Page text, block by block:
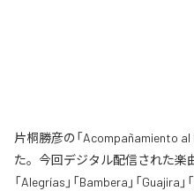
片桐勝彦の「Acompañamiento
た。今回デジタル配信された楽曲
「Alegrías」「Bambera」「Guajira